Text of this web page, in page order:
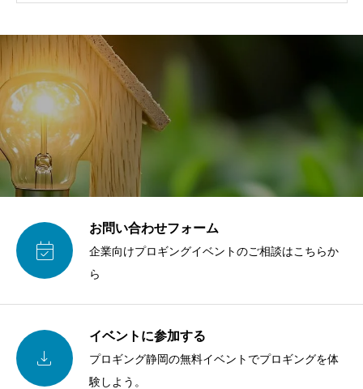

お問い合わせフォーム
企業向けプロギングイベントのご相談はこちらか
ら

イベントに参加する
プロギング静岡の無料イベントでプロギングを体
験しよう。